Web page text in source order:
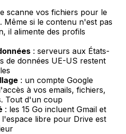
scanne vos fichiers pour le
Même si le contenu n'est pas
il alimente des profils
: serveurs aux États-
de données UE-US restent
: un compte Google
à vos emails, fichiers,
Tout d'un coup
: les 15 Go incluent Gmail et
l'espace libre pour Drive est